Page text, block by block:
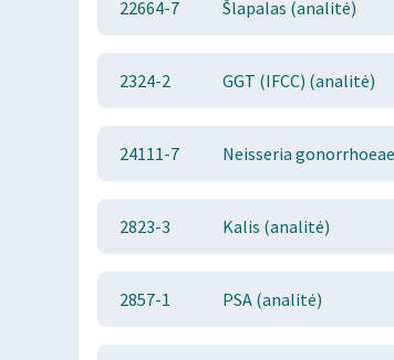
22664-7 Šlapalas (analitė)
2324-2 GGT (IFCC) (analitė)
24111-7 Neisseria
2823-3 Kalis (analitė)
2857-1 PSA (analitė)